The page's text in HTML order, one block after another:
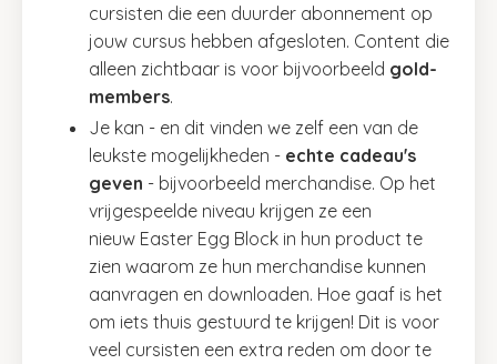
cursisten die een duurder abonnement op
jouw cursus hebben afgesloten. Content die
alleen zichtbaar is voor bijvoorbeeld gold-
members.
Je kan - en dit vinden we zelf een van de
leukste mogelijkheden - echte cadeau's
geven - bijvoorbeeld merchandise. Op het
vrijgespeelde niveau krijgen ze een
nieuw Easter Egg Block in hun product te
zien waarom ze hun merchandise kunnen
aanvragen en downloaden. Hoe gaaf is het
om iets thuis gestuurd te krijgen! Dit is voor
veel cursisten een extra reden om door te